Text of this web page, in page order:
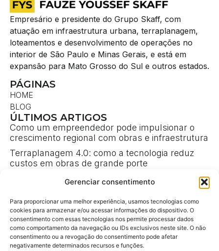
Gerenciar consentimento
Para proporcionar uma melhor experiência, usamos tecnologias como
cookies para armazenar e/ou acessar informações do dispositivo. O
consentimento com essas tecnologias nos permite processar dados
como comportamento da navegação ou IDs exclusivos neste site. O não
consentimento ou a revogação do consentimento pode afetar
negativamente determinados recursos e funções.
Empresário e presidente do Grupo Skaff, com
atuação em infraestrutura urbana, terraplanagem,
loteamentos e desenvolvimento de operações no
interior de São Paulo e Minas Gerais, e está em
expansão para Mato Grosso do Sul e outros estados.
PÁGINAS
HOME
BLOG
ÚLTIMOS ARTIGOS
Como um empreendedor pode impulsionar o
crescimento regional com obras e infraestrutura
Terraplanagem 4.0: como a tecnologia reduz
custos em obras de grande porte
Liderança e gestão de crises em grandes
operações de engenharia
CONTATO
/in/fauze-youssef-skaff/
@Fauze_skaff
@fauze_skaff